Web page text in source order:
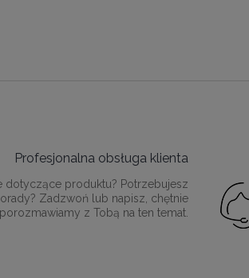
Profesjonalna obsługa klienta
dotyczące produktu? Potrzebujesz
Zadzwoń lub napisz, chętnie
z Tobą na ten temat.